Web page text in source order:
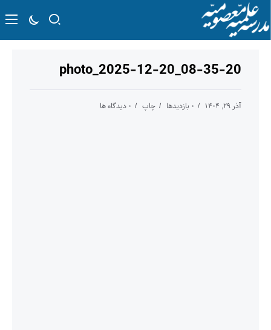
photo_2025-12-20_08-35-20
آذر ۲۹, ۱۴۰۴ ۰ بازدیدها چاپ ۰ دیدگاه ها